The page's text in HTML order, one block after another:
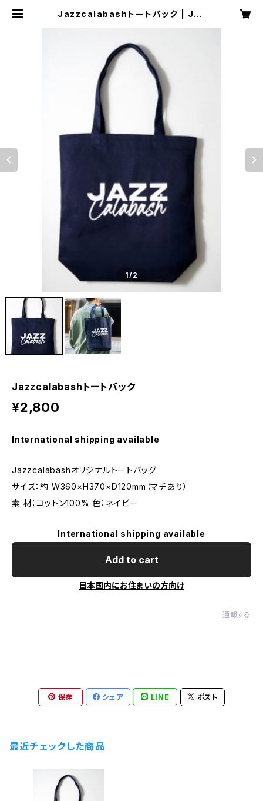
Jazzcalabashトートバック | Jaz
1/2
Jazzcalabashトートバック
¥2,800
International shipping available
Jazzcalabashオリジナルトートバッグ
サイズ：約 W360×H370×D120mm（マチあり）
素 材：コットン100% 色：ネイビー
International shipping available
Add to cart
日本国内にお住まいの方向け
通報する
保存 シェア LINE ポスト
最近チェックした商品